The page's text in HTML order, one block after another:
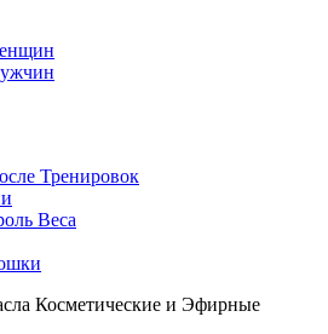
Тренировок
Веса
Косметические и Эфирные